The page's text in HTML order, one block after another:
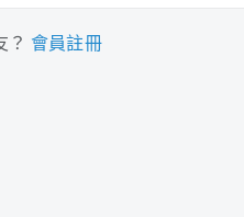
？ 會員註冊